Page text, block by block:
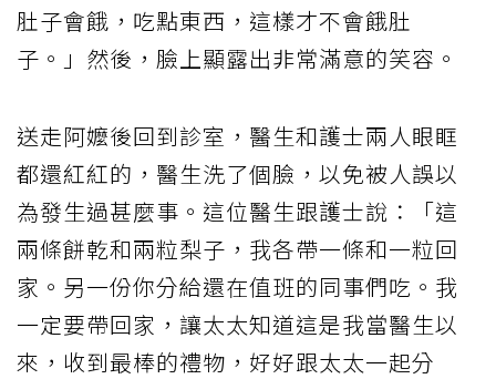
肚子會餓，吃點東西，這樣才不會餓肚
子。」然後，臉上顯露出非常滿意的笑容。
送走阿嬤後回到診室，醫生和護士兩人眼眶
都還紅紅的，醫生洗了個臉，以免被人誤以
為發生過甚麼事。這位醫生跟護士說：「這
兩條餅乾和兩粒梨子，我各帶一條和一粒回
家。另一份你分給還在值班的同事們吃。我
一定要帶回家，讓太太知道這是我當醫生以
來，收到最棒的禮物，好好跟太太一起分